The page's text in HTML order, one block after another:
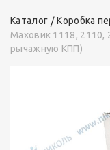
Каталог Коробка
Маховик 1118, 2110,
рычажную КПП)